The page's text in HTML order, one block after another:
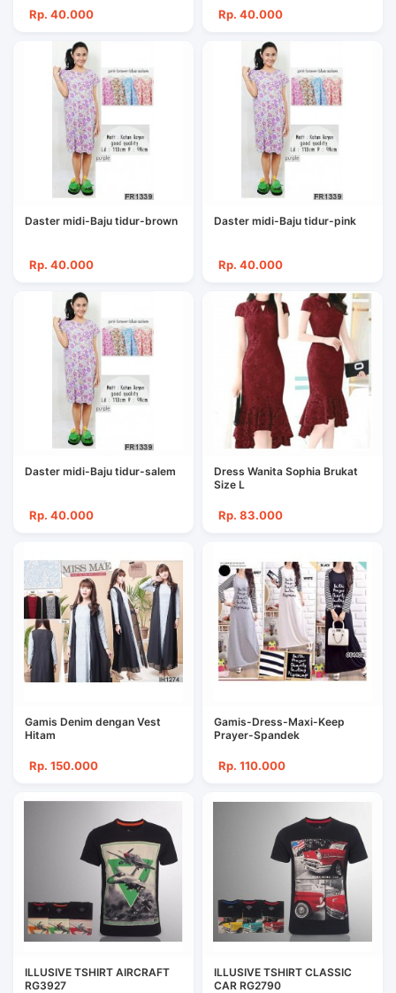
Rp. 40.000 Rp. 40.000
Daster midi-Baju tidur-brown
Rp. 40.000
Daster midi-Baju tidur-pink
Rp. 40.000
Daster midi-Baju tidur-salem
Rp. 40.000
Dress Wanita Sophia Brukat
Size L
Rp. 83.000
Gamis Denim dengan Vest
Hitam
Rp. 150.000
Gamis-Dress-Maxi-Keep
Prayer-Spandek
Rp. 110.000
ILLUSIVE TSHIRT AIRCRAFT
RG3927
ILLUSIVE TSHIRT CLASSIC
CAR RG2790